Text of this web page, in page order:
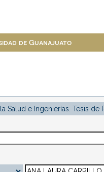
de Guanajuato